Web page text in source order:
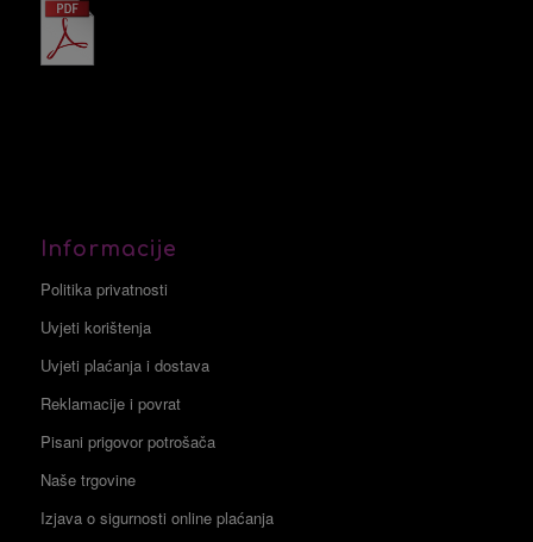
Informacije
Politika privatnosti
Uvjeti korištenja
Uvjeti plaćanja i dostava
Reklamacije i povrat
Pisani prigovor potrošača
Naše trgovine
Izjava o sigurnosti online plaćanja